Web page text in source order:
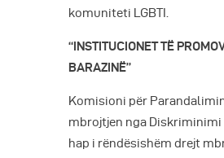
komuniteti LGBTI.
“INSTITUCIONET TË
BARAZINË”
Komisioni për
mbrojtjen nga Diskriminimi
hap i rëndësishëm drejt